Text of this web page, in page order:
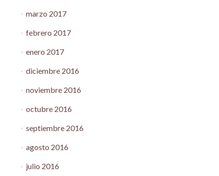
marzo 2017
febrero 2017
enero 2017
diciembre 2016
noviembre 2016
octubre 2016
septiembre 2016
agosto 2016
julio 2016